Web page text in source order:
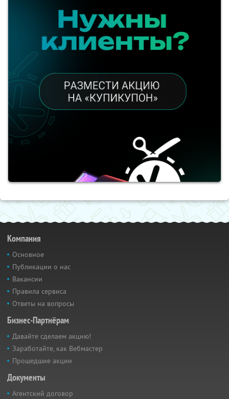
Компания
Основное
Публикации о нас
Вакансии
Правила сервиса
Ответы на вопросы
Бизнес-Партнёрам
Давайте сделаем акцию!
Заработайте, как Вебмастер
Прошедшие акции
Документы
Агентский договор